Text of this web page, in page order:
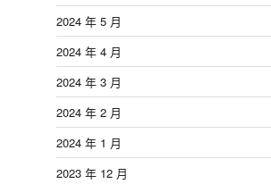
2024 年 5 月
2024 年 4 月
2024 年 3 月
2024 年 2 月
2024 年 1 月
2023 年 12 月